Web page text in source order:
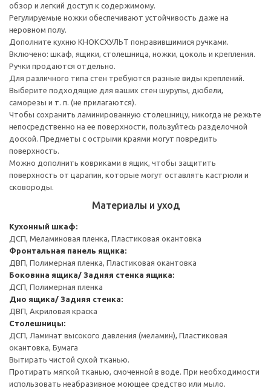
обзор и легкий доступ к содержимому.
Регулируемые ножки обеспечивают устойчивость даже на
неровном полу.
Дополните кухню КНОКСХУЛЬТ понравившимися ручками.
Включено: шкаф, ящики, столешница, ножки, цоколь и крепления.
Ручки продаются отдельно.
Для различного типа стен требуются разные виды креплений.
Выберите подходящие для ваших стен шурупы, дюбели,
саморезы и т. п. (не прилагаются).
Чтобы сохранить ламинированную столешницу, никогда не режьте
непосредственно на ее поверхности, пользуйтесь разделочной
доской. Предметы с острыми краями могут повредить
поверхность.
Можно дополнить ковриками в ящик, чтобы защитить
поверхность от царапин, которые могут оставлять кастрюли и
сковороды.
Материалы и уход
Кухонный шкаф:
ДСП, Меламиновая пленка, Пластиковая окантовка
Фронтальная панель ящика:
ДВП, Полимерная пленка, Пластиковая окантовка
Боковина ящика/ Задняя стенка ящика:
ДСП, Полимерная пленка
Дно ящика/ Задняя стенка:
ДВП, Акриловая краска
Столешницы:
ДСП, Ламинат высокого давления (меламин), Пластиковая
окантовка, Бумага
Вытирать чистой сухой тканью.
Протирать мягкой тканью, смоченной в воде. При необходимости
использовать неабразивное моющее средство или мыло.